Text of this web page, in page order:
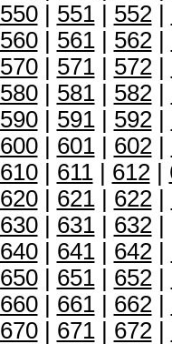
550| 551| 552|
560| 561| 562|
570| 571| 572|
580| 581| 582|
590| 591| 592|
600| 601| 602|
610| 611| 612|
620| 621| 622|
630| 631| 632|
640| 641| 642|
650| 651| 652|
660| 661| 662|
670| 671| 672|